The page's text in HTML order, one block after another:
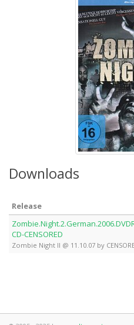
Downloads
Release
CD-CENSORED
Zombie Night II @ 11.10.07 by